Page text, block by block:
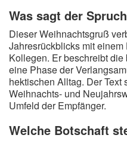
Was sagt der
Dieser Weihnachtsgruß
Jahresrückblicks mit
Kollegen. Er beschreibt
eine Phase der
hektischen Alltag. Der
Weihnachts- und
Umfeld der Empfänger.
Welche Botschaft